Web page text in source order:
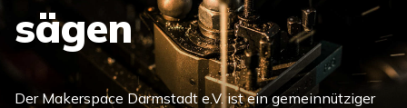
sägen
Der Makerspace Darmstadt e.V. ist ein gemeinnütziger